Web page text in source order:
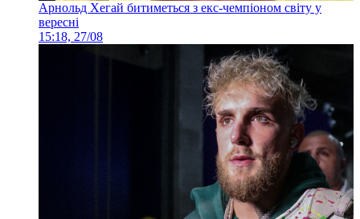
Арнольд Хегай битиметься з екс-чемпіоном світу у
вересні
15:18, 27/08